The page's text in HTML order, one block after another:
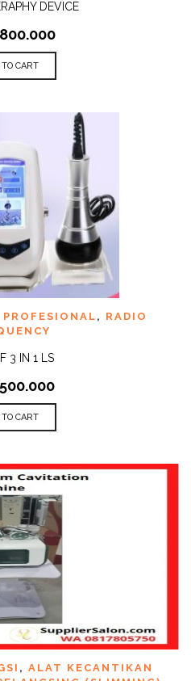
DEVICE
TO CART
, RADIO
3 IN 1 LS
TO CART
, ALAT KECANTIKAN